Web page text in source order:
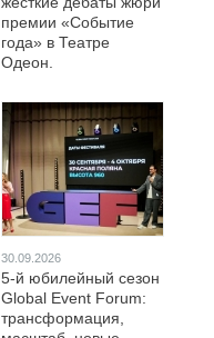
премии «Событие
года» в Театре
Одеон.
30.09.2026
5-й юбилейный сезон
Global Event Forum:
трансформация,